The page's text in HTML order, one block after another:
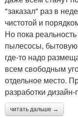
"заказал" раз в
чистотой и
Но пока
пылесосы,
где-то надо
всем свободным
отдельное место.
разработки
читать дальше →